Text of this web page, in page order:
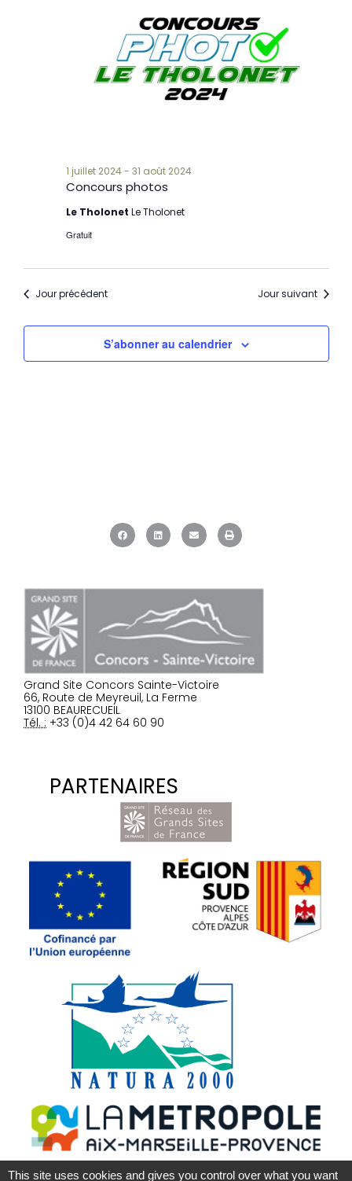
Concours photos
1 juillet 2024- 31 août 2024
Le Tholonet Le Tholonet
Gratuit
Jour précédent Jour suivant
S’abonner au calendrier
Grand Site Concors Sainte-Victoire
66, Route de Meyreuil, La Ferme
13100 BEAURECUEIL
Tél. : +33 (0)4 42 64 60 90
PARTENAIRES
This site uses cookies and gives you control over what you want